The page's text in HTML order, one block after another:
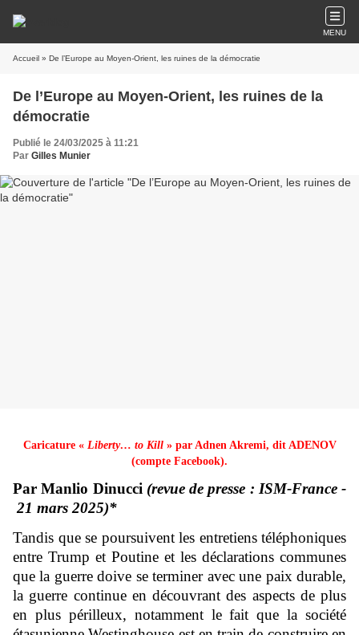
MENU
Accueil » De l’Europe au Moyen-Orient, les ruines de la démocratie
De l’Europe au Moyen-Orient, les ruines de la
démocratie
Publié le 24/03/2025 à 11:21
Par Gilles Munier
Caricature « Liberty… to Kill» par Adnen Akremi, dit ADENOV
(compte Facebook).
Par Manlio Dinucci (revue de presse : ISM-France -
21 mars 2025)*
Tandis que se poursuivent les entretiens téléphoniques
entre Trump et Poutine et les déclarations communes
que la guerre doive se terminer avec une paix durable,
la guerre continue en découvrant des aspects de plus
en plus périlleux, notamment le fait que la société